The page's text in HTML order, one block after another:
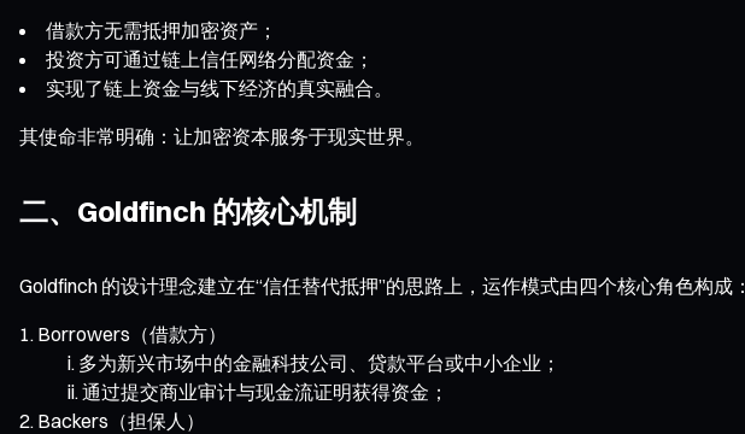
借款方无需抵押加密资产；
投资方可通过链上信任网络分配资金；
实现了链上资金与线下经济的真实融合。
其使命非常明确：让加密资本服务于现实世界。
二、Goldfinch 的核心机制
Goldfinch 的设计理念建立在“信任替代抵押”的思路上，运作模式由四个核心角色构成：
Borrowers（借款方）
多为新兴市场中的金融科技公司、贷款平台或中小企业；
通过提交商业审计与现金流证明获得资金；
Backers（担保人）